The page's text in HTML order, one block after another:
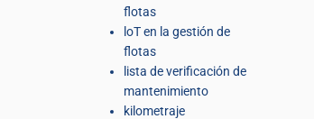
flotas
loT en la gestión de
flotas
lista de verificación de
mantenimiento
kilometraje